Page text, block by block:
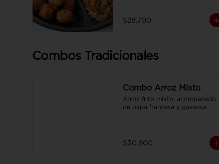
$28.700
Combos Tradicionales
Combo Arroz Mixto
Arroz frito mixto, acompañado
de papa francesa y gaseosa.
$30.800